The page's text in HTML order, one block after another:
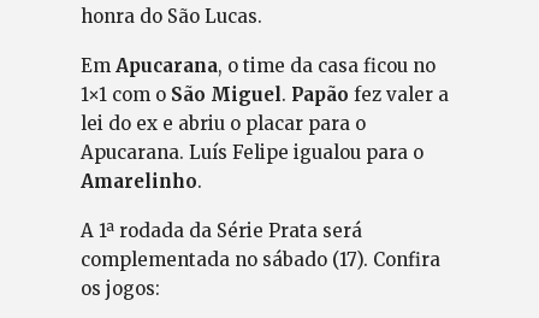
honra do São Lucas.
Em Apucarana, o time da casa ficou no
1×1 com o São Miguel. Papão fez valer a
lei do ex e abriu o placar para o
Apucarana. Luís Felipe igualou para o
Amarelinho.
A 1ª rodada da Série Prata será
complementada no sábado (17). Confira
os jogos: